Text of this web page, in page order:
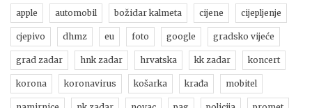
apple automobil božidar kalmeta cijene cijepljenje
cjepivo dhmz eu foto google gradsko vijeće
grad zadar hnk zadar hrvatska kk zadar koncert
korona koronavirus košarka krađa mobitel